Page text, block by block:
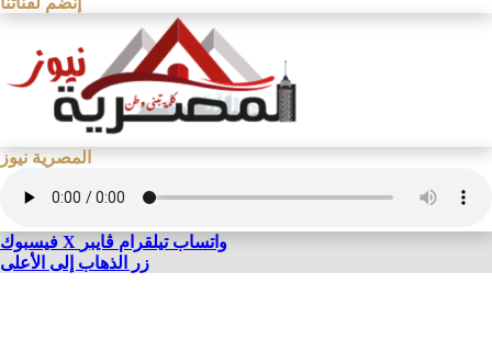
المصرية نيوز
فيسبوك X واتساب تيلقرام ڤايبر
زر الذهاب إلى الأعلى